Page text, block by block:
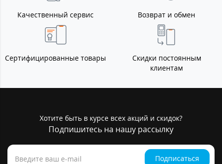
Качественный сервис Возврат и обмен
Сертифицированные товары
Скидки постоянным
клиентам
Хотите быть в курсе всех акций и скидок?
Подпишитесь на нашу рассылку
Подписаться